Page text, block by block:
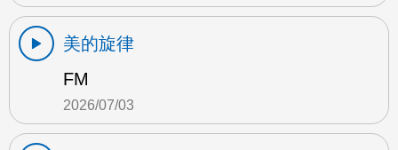
美的旋律
FM
2026/07/03